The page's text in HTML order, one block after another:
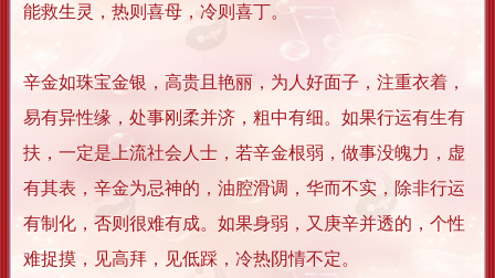
能救生灵，热则喜母，冷则喜丁。
辛金如珠宝金银，高贵且艳丽，为人好面子，注重衣着，
易有异性缘，处事刚柔并济，粗中有细。如果行运有生有
扶，一定是上流社会人士，若辛金根弱，做事没魄力，虚
有其表，辛金为忌神的，油腔滑调，华而不实，除非行运
有制化，否则很难有成。如果身弱，又庚辛并透的，个性
难捉摸，见高拜，见低踩，冷热阴情不定。